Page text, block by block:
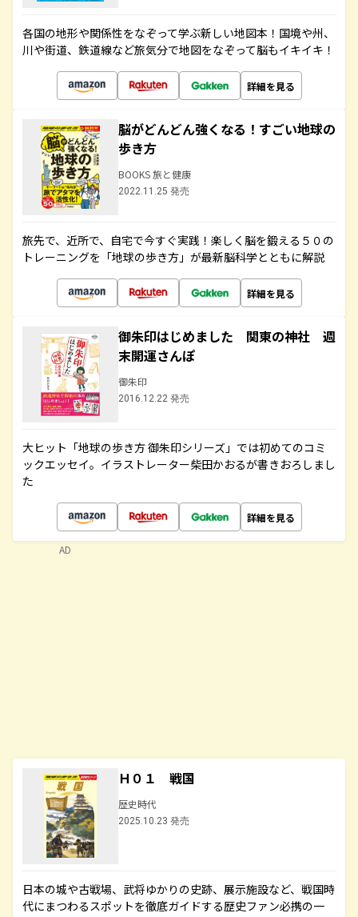
各国の地形や関係性をなぞって学ぶ新しい地図本！国境や州、
川や街道、鉄道線など旅気分で地図をなぞって脳もイキイキ！
詳細を見る
脳がどんどん強くなる！すごい地球の
歩き方
BOOKS 旅と健康
2022.11.25 発売
旅先で、近所で、自宅で今すぐ実践！楽しく脳を鍛える５０の
トレーニングを「地球の歩き方」が最新脳科学とともに解説
詳細を見る
御朱印はじめました 関東の神社 週
末開運さんぽ
御朱印
2016.12.22 発売
大ヒット「地球の歩き方 御朱印シリーズ」では初めてのコミ
ックエッセイ。イラストレーター柴田かおるが書きおろしまし
た
詳細を見る
Ｈ０１ 戦国
歴史時代
2025.10.23 発売
日本の城や古戦場、武将ゆかりの史跡、展示施設など、戦国時
代にまつわるスポットを徹底ガイドする歴史ファン必携の一
AD